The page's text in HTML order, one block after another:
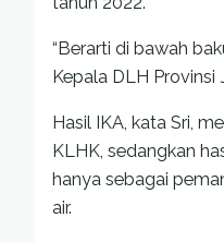
“Berarti di bawah
Kepala DLH Provinsi
Hasil IKA, kata Sri,
KLHK, sedangkan
hanya sebagai
air.